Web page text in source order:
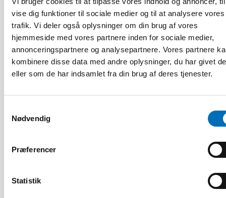
vise dig funktioner til sociale medier og til at analysere vores
trafik. Vi deler også oplysninger om din brug af vores
hjemmeside med vores partnere inden for sociale medier,
annonceringspartnere og analysepartnere. Vores partnere
kombinere disse data med andre oplysninger, du har givet
eller som de har indsamlet fra din brug af deres tjenester.
Nødvendig
Præferencer
Statistik
Relaterede nyheder